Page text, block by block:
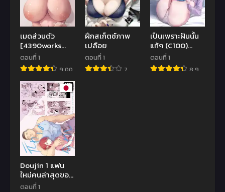
เมดส่วนตัว
[4390works
(Natsuishi
Nana)]
Gokuama
Yonpakugan
No Maid San-
Super Sweet
Crazy-eyed
Maid
ตอนที่ 1
9.00
ฝึกสเก็ตซ์ภาพ
เปลือย
ตอนที่ 1
7
เป็นเพราะฝันนั้น
แท้ๆ (C100)
[OrangeMaru
(YD)] Murasaki
no Yume
ตอนที่ 1
8.9
Doujin 1 แฟน
ใหม่คนล่าสุดของ
แฟนเก่า [Silver
ตอนที่ 1